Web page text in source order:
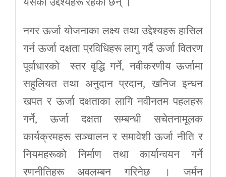
नगर ऊर्जा योजनाका लक्ष्य तथा उद्देश्यहरू हासिल
गर्न ऊर्जा दक्षता प्रविधिहरू लागु गर्दै ऊर्जा वितरण
पूर्वाधारको स्तर वृद्धि गर्ने, नवीकरणीय ऊर्जामा
सहुलियत तथा अनुदान प्रदान, खनिज इन्धन
खपत र ऊर्जा दक्षताका लागि नवीनतम पहलहरू
गर्ने, ऊर्जा दक्षता सम्बन्धी सचेतनामूलक
कार्यक्रमहरू सञ्चालन र समावेशी ऊर्जा नीति र
नियमहरूको निर्माण तथा कार्यान्वयन गर्ने
रणनीतिहरू अवलम्बन गरिनेछ । जर्मन